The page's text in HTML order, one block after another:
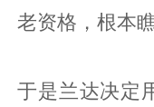
老资格，根本
于是兰达决定